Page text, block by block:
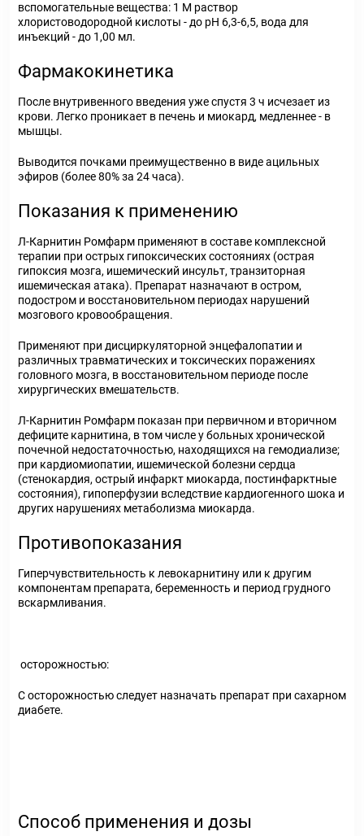
вспомогательные вещества: 1 М раствор
хлористоводородной кислоты - до pH 6,3-6,5, вода для
инъекций - до 1,00 мл.
Фармакокинетика
После внутривенного введения уже спустя 3 ч исчезает из
крови. Легко проникает в печень и миокард, медленнее - в
мышцы.
Выводится почками преимущественно в виде ацильных
эфиров (более 80% за 24 часа).
Показания к применению
Л-Карнитин Ромфарм применяют в составе комплексной
терапии при острых гипоксических состояниях (острая
гипоксия мозга, ишемический инсульт, транзиторная
ишемическая атака). Препарат назначают в остром,
подостром и восстановительном периодах нарушений
мозгового кровообращения.
Применяют при дисциркуляторной энцефалопатии и
различных травматических и токсических поражениях
головного мозга, в восстановительном периоде после
хирургических вмешательств.
Л-Карнитин Ромфарм показан при первичном и вторичном
дефиците карнитина, в том числе у больных хронической
почечной недостаточностью, находящихся на гемодиализе;
при кардиомиопатии, ишемической болезни сердца
(стенокардия, острый инфаркт миокарда, постинфарктные
состояния), гипоперфузии вследствие кардиогенного шока и
других нарушениях метаболизма миокарда.
Противопоказания
Гиперчувствительность к левокарнитину или к другим
компонентам препарата, беременность и период грудного
вскармливания.
осторожностью:
С осторожностью следует назначать препарат при сахарном
диабете.
Способ применения и дозы